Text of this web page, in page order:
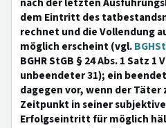
dem Eintritt des
rechnet und die Vollendung
möglich erscheint (vgl.
BGHR StGB § 24 Abs. 1 Satz 1
unbeendeter 31); ein
dagegen vor, wenn der Täter
Zeitpunkt in seiner
Erfolgseintritt für möglich